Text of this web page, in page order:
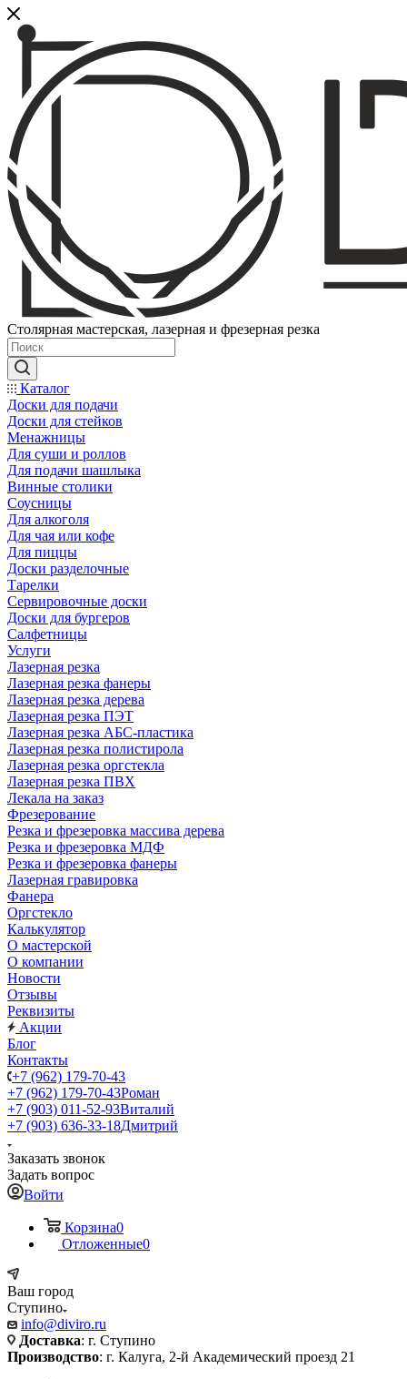
Столярная мастерская, лазерная и фрезерная резка
Каталог
Доски для подачи
Доски для стейков
Менажницы
Для суши и роллов
Для подачи шашлыка
Винные столики
Соусницы
Для алкоголя
Для чая или кофе
Для пиццы
Доски разделочные
Тарелки
Сервировочные доски
Доски для бургеров
Салфетницы
Услуги
Лазерная резка
Лазерная резка фанеры
Лазерная резка дерева
Лазерная резка ПЭТ
Лазерная резка АБС-пластика
Лазерная резка полистирола
Лазерная резка оргстекла
Лазерная резка ПВХ
Лекала на заказ
Фрезерование
Резка и фрезеровка массива дерева
Резка и фрезеровка МДФ
Резка и фрезеровка фанеры
Лазерная гравировка
Фанера
Орг­стек­ло
Калькулятор
О мастерской
О компании
Новости
Отзывы
Реквизиты
Акции
Блог
Контакты
+7 (962) 179-70-43
+7 (962) 179-70-43Роман
+7 (903) 011-52-93Виталий
+7 (903) 636-33-18Дмитрий
Заказать звонок
Задать вопрос
Войти
Корзина0
Отложенные0
Ваш город
Ступино
info@diviro.ru
Доставка: г. Ступино
Производство: г. Калуга, 2-й Академический проезд 21